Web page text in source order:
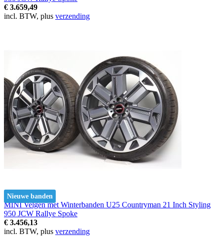
€ 3.659,49
incl. BTW, plus verzending
Nieuwe banden
MINI Velgen met Winterbanden U25 Countryman 21 Inch Styling
950 JCW Rallye Spoke
€ 3.456,13
incl. BTW, plus verzending